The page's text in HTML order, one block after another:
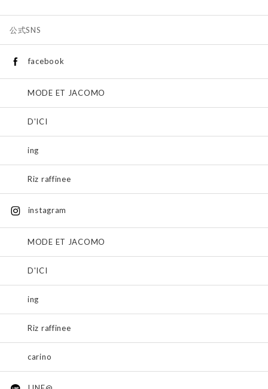
公式SNS
facebook
MODE ET JACOMO
D'ICI
ing
Riz raffinee
instagram
MODE ET JACOMO
D'ICI
ing
Riz raffinee
carino